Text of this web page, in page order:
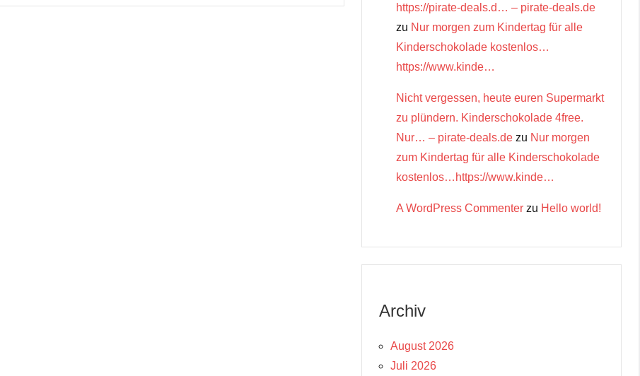
https://pirate-deals.d… – pirate-deals.de
zu Nur morgen zum Kindertag für alle
Kinderschokolade kostenlos…
https://www.kinde…
Nicht vergessen, heute euren Supermarkt
zu plündern. Kinderschokolade 4free.
Nur… – pirate-deals.de zu Nur morgen
zum Kindertag für alle Kinderschokolade
kostenlos…https://www.kinde…
A WordPress Commenter zu Hello world!
Archiv
August 2026
Juli 2026